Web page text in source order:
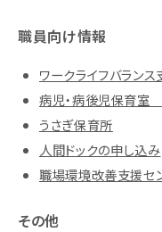
職員向け情報
ワークライフバラン
病児・病後児保育室
うさぎ保育所
人間ドックの申し込み
職場環境改善支援セ
その他